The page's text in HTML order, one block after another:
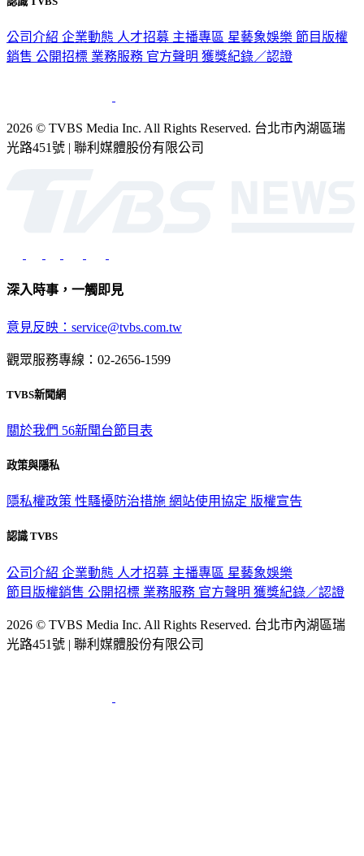
公司介紹 企業動態 人才招募 主播專區 星藝象娛樂 節目版權
銷售 公開招標 業務服務 官方聲明 獲獎紀錄／認證
2026 © TVBS Media Inc. All Rights Reserved. 台北市內湖區瑞
光路451號 | 聯利媒體股份有限公司
深入時事，一觸即見
意見反映：service@tvbs.com.tw
觀眾服務專線：02-2656-1599
TVBS新聞網
關於我們 56新聞台節目表
政策與隱私
隱私權政策 性騷擾防治措施 網站使用協定 版權宣告
認識 TVBS
公司介紹 企業動態 人才招募 主播專區 星藝象娛樂
節目版權銷售 公開招標 業務服務 官方聲明 獲獎紀錄／認證
2026 © TVBS Media Inc. All Rights Reserved. 台北市內湖區瑞
光路451號 | 聯利媒體股份有限公司